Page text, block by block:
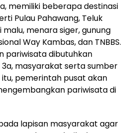
memiliki beberapa destinasi
Pulau Pahawang, Teluk
malu, menara siger, gunung
Way Kambas, dan TNBBS.
pariwisata dibutuhkan
masyarakat serta sumber
itu, pemerintah pusat akan
pariwisata di
lapisan masyarakat agar